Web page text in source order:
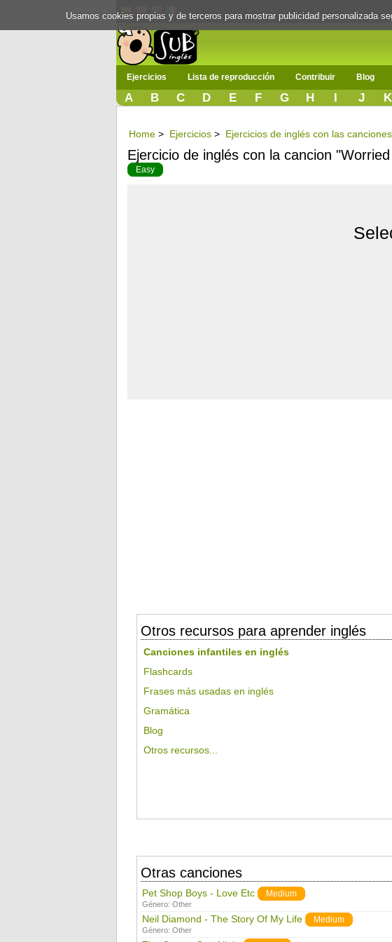
Ejercicios Lista de reproducción Contribuir Blog
A B C D E F G H I J K
Home > Ejercicios > Ejercicios de inglés con las
Ejercicio de inglés con la cancion
Easy
Otros recursos para aprender inglés
Canciones infantiles en inglés
Flashcards
Frases más usadas en inglés
Gramática
Blog
Otros recursos...
Otras canciones
Pet Shop Boys - Love Etc Medium
Género: Other
Neil Diamond - The Story Of My Life Medium
Género: Other
Usamos cookies propias y de terceros para mostrar publicidad personalizada